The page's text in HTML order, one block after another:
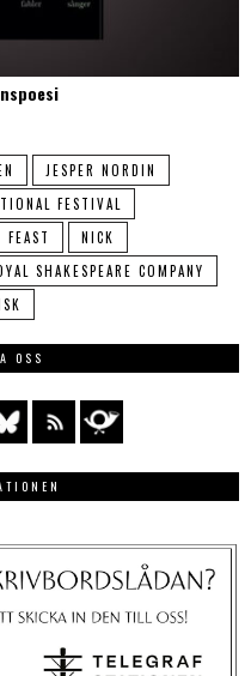
JESPER NORDIN
FESTIVAL
FEAST
NICK
SHAKESPEARE COMPANY
OSS